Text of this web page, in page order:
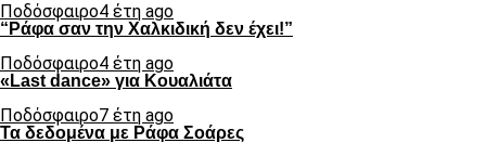
Ποδόσφαιρο4 έτη ago
“Ράφα σαν την Χαλκιδική δεν έχει!”
Ποδόσφαιρο4 έτη ago
«Last dance» για Κουαλιάτα
Ποδόσφαιρο7 έτη ago
Τα δεδομένα με Ράφα Σοάρες